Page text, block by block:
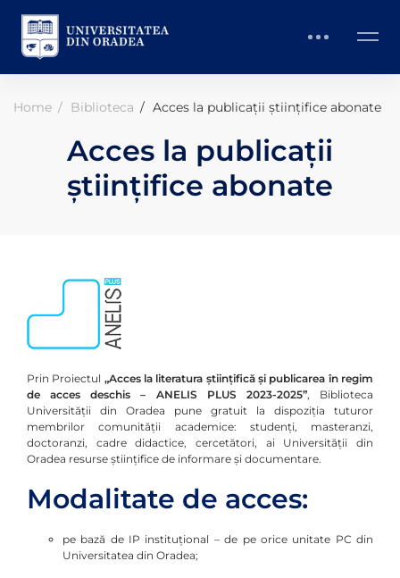
Home Biblioteca Acces la publicații științifice abonate
Acces la publicații
științifice abonate
Prin Proiectul „Acces la literatura ştiinţifică şi publicarea în regim
de acces deschis – ANELIS PLUS 2023-2025”, Biblioteca
Universităţii din Oradea pune gratuit la dispoziţia tuturor
membrilor comunităţii academice: studenţi, masteranzi,
doctoranzi, cadre didactice, cercetători, ai Universităţii din
Oradea resurse ştiinţifice de informare şi documentare.
Modalitate de acces:
pe bază de IP instituţional – de pe orice unitate PC din
Universitatea din Oradea;